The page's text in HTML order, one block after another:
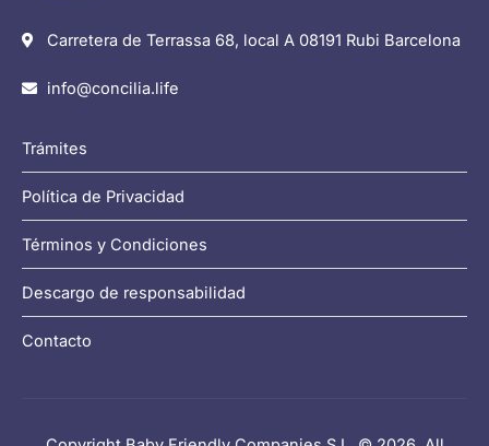
Carretera de Terrassa 68, local A 08191 Rubi Barcelona
info@concilia.life
Trámites
Política de Privacidad
Términos y Condiciones
Descargo de responsabilidad
Contacto